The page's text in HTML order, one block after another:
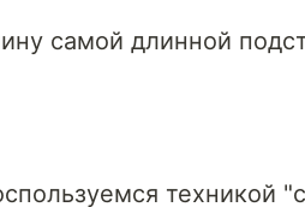
самой длинной
техникой